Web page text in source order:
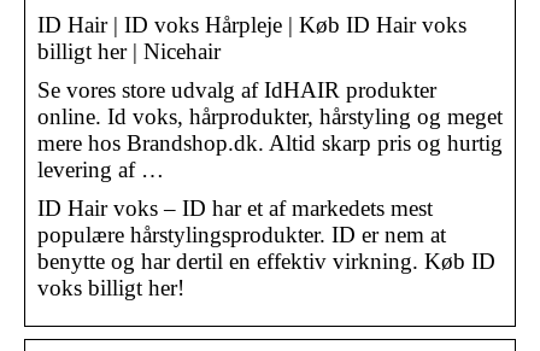
ID Hair | ID voks Hårpleje | Køb ID Hair voks
billigt her | Nicehair
Se vores store udvalg af IdHAIR produkter
online. Id voks, hårprodukter, hårstyling og meget
mere hos Brandshop.dk. Altid skarp pris og hurtig
levering af …
ID Hair voks – ID har et af markedets mest
populære hårstylingsprodukter. ID er nem at
benytte og har dertil en effektiv virkning. Køb ID
voks billigt her!